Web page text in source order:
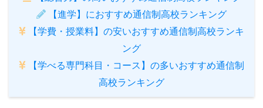
【進学】におすすめ通信制高校ランキング
【学費・授業料】の安いおすすめ通信制高校ランキ
ング
【学べる専門科目・コース】の多いおすすめ通信制
高校ランキング